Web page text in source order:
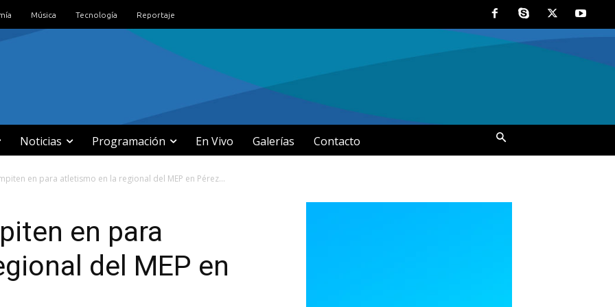
Música Tecnología Reportaje
Noticias Programación En Vivo Galerías Contacto
en para atletismo en la regional del MEP en Pérez...
en para
del MEP en